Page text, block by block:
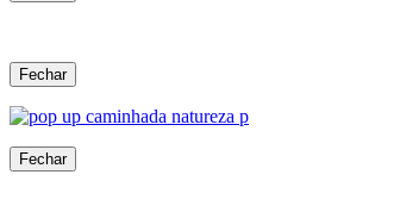
Fechar
Fechar